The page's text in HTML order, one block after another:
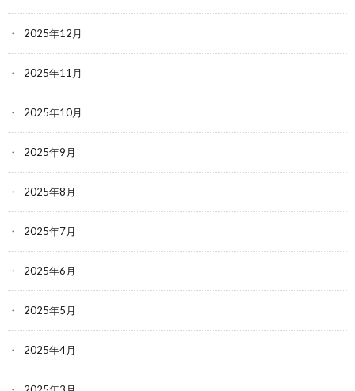
2025年12月
2025年11月
2025年10月
2025年9月
2025年8月
2025年7月
2025年6月
2025年5月
2025年4月